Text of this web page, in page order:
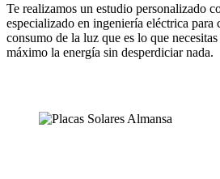
Te realizamos un estudio personalizado
especializado en ingeniería eléctrica para
consumo de la luz que es lo que
máximo la energía sin desperdiciar nada.